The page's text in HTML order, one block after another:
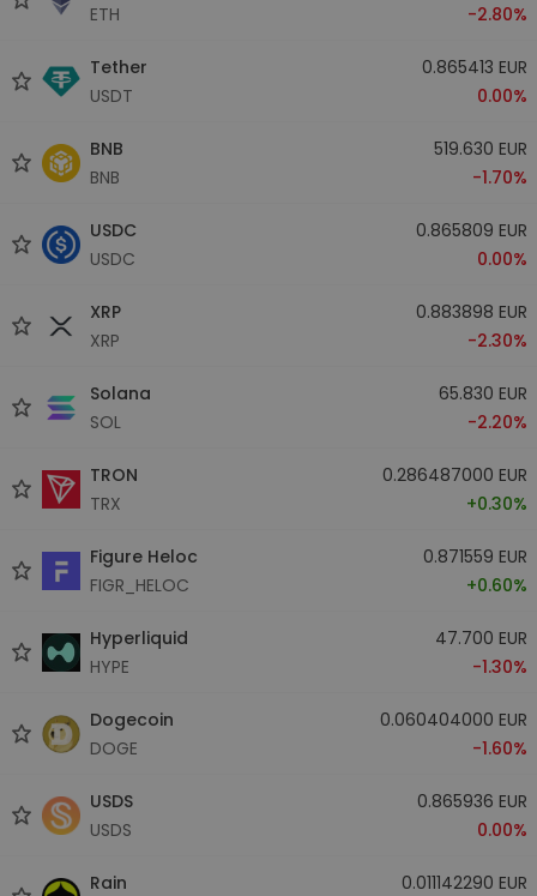
ETH
-2.80%
Tether
USDT
0.865413 EUR
0.00%
BNB
BNB
519.630 EUR
-1.70%
USDC
USDC
0.865809 EUR
0.00%
XRP
XRP
0.883898 EUR
-2.30%
Solana
SOL
65.830 EUR
-2.20%
TRON
TRX
0.286487000 EUR
+0.30%
Figure Heloc
FIGR_HELOC
0.871559 EUR
+0.60%
Hyperliquid
HYPE
47.700 EUR
-1.30%
Dogecoin
DOGE
0.060404000 EUR
-1.60%
USDS
USDS
0.865936 EUR
0.00%
Rain 0.011142290 EUR